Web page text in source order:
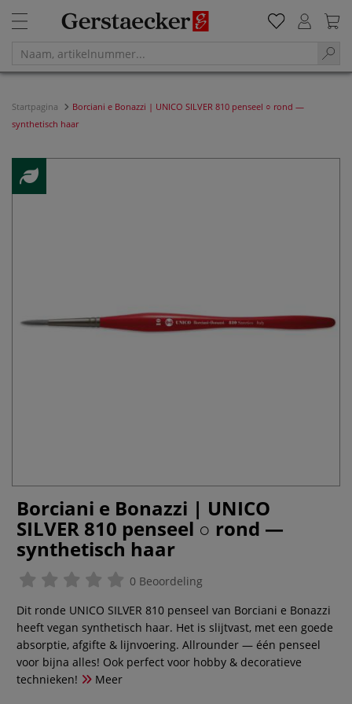
Startpagina
Borciani e Bonazzi | UNICO SILVER 810 penseel ○ rond —
synthetisch haar
Borciani e Bonazzi | UNICO
SILVER 810 penseel ○ rond —
synthetisch haar
0 Beoordeling
Dit ronde UNICO SILVER 810 penseel van Borciani e Bonazzi
heeft vegan synthetisch haar. Het is slijtvast, met een goede
absorptie, afgifte & lijnvoering. Allrounder — één penseel
voor bijna alles! Ook perfect voor hobby & decoratieve
technieken!
Meer